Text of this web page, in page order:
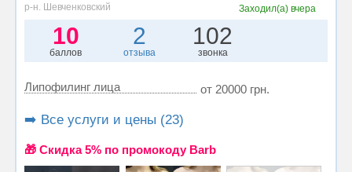
р-н. Шевченковский Заходил(а) вчера
10
баллов
2
отзыва
102
звонка
Липофилинг лица от 20000 грн.
➡️ Все услуги и цены (23)
🎁 Cкидка 5% по промокоду Barb